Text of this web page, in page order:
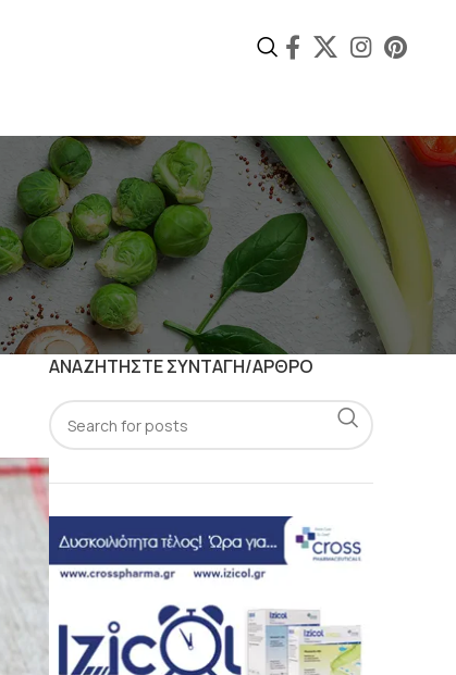
ΑΝΑΖΗΤΗΣΤΕ ΣΥΝΤΑΓΗ/ΑΡΘΡΟ